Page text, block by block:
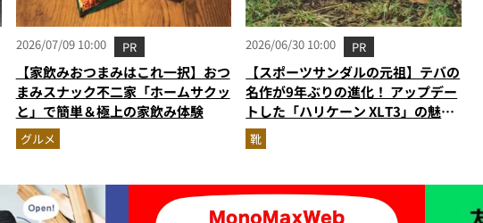
2026/07/09 10:00 PR
【家飲みおつまみはこれ一択】おつ
まみスナック不二家「ホームサクッ
と」で簡単＆極上の家飲み体験
グルメ
2026/06/30 10:00 PR
【スポーツサンダルの元祖】テバの
名作が9年ぶりの進化！ アップデー
トした「ハリケーン XLT3」の魅力
を識者があらゆる角度から徹底解
説！
靴